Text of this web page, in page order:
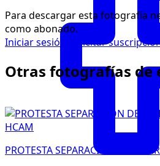
Para descargar esta fotografía
como abonado.
Iniciar sesión
Solicitar
Otras fotografías de
PROTESTA SEPARACIÓN DE